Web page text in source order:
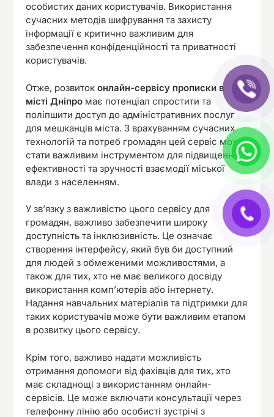
особистих даних користувачів. Використання
сучасних методів шифрування та захисту
інформації є критично важливим для
забезпечення конфіденційності та приватності
користувачів.
Отже, розвитоконлайн-сервісу прописки в
місті Дніпро має потенціал спростити та
поліпшити доступ до адміністративних послуг
для мешканців міста. З врахуванням сучасних
технологій та потреб громадян цей сервіс може
стати важливим інструментом для підвищення
ефективності та зручності взаємодії міської
влади з населенням.
У зв’язку з важливістю цього сервісу для
громадян, важливо забезпечити широку
доступність та інклюзивність. Це означає
створення інтерфейсу, який був би доступний
для людей з обмеженими можливостями, а
також для тих, хто не має великого досвіду
використання комп’ютерів або інтернету.
Надання навчальних матеріалів та підтримки для
таких користувачів може бути важливим етапом
в розвитку цього сервісу.
Крім того, важливо надати можливість
отримання допомоги від фахівців для тих, хто
має складнощі з використанням онлайн-
сервісів. Це може включати консультації через
телефонну лінію або особисті зустрічі з